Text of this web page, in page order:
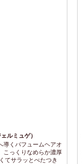
ルミュゲ）
導くパフュームヘアオ
こっくりなめらか濃厚
てサラッとべたつき